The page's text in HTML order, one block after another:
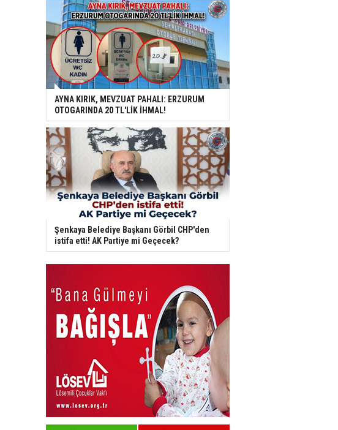
AYNA KIRIK, MEVZUAT PAHALI: ERZURUM
OTOGARINDA 20 TL'LİK İHMAL!
Şenkaya Belediye Başkanı Görbil CHP'den
istifa etti! AK Partiye mi Geçecek?